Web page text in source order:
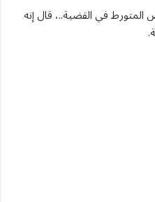
في القضية..، قال إنه